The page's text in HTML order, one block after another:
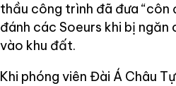
thầu công trình đã đưa “côn
đánh các Soeurs khi bị ngăn
vào khu đất.
Khi phóng viên Đài Á Châu